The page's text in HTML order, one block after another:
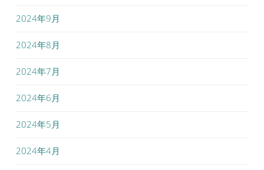
2024年9月
2024年8月
2024年7月
2024年6月
2024年5月
2024年4月